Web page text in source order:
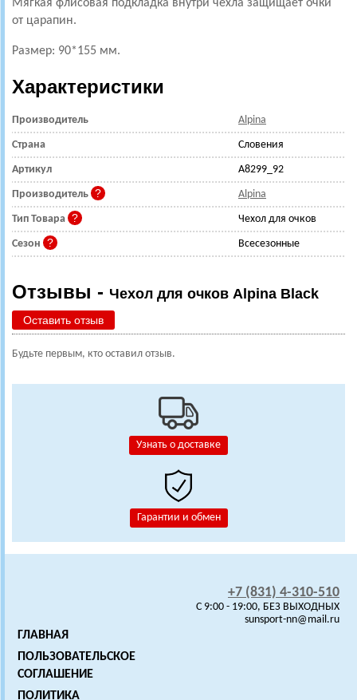
Узнать о доставке
Гарантии и обмен
Мягкая флисовая подкладка внутри чехла защищает очки
от царапин.
Размер: 90*155 мм.
Характеристики
Производитель Alpina
Страна Словения
Артикул A8299_92
Производитель Alpina
Тип Товара Чехол для очков
Сезон Всесезонные
Отзывы - Чехол для очков Alpina Black
Оставить отзыв
Будьте первым, кто оставил отзыв.
+7 (831) 4-310-510
C 9:00 - 19:00, БЕЗ ВЫХОДНЫХ
sunsport-nn@mail.ru
ГЛАВНАЯ
ПОЛЬЗОВАТЕЛЬСКОЕ
СОГЛАШЕНИЕ
ПОЛИТИКА